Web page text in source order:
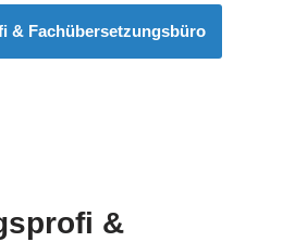
& Fachübersetzungsbüro
&